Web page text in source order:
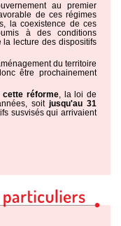
au premier
de ces régimes
la coexistence de ces
à des conditions
la lecture des dispositifs
du territoire
être prochainement
cette réforme, la loi de
soitjusqu'au 31
susvisés qui arrivaient